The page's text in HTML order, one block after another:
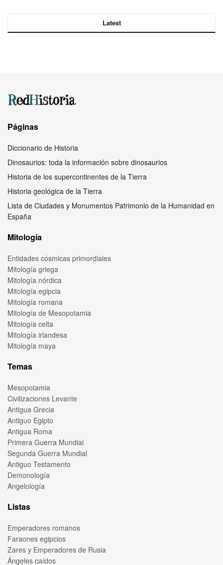
Latest
Páginas
Diccionario de Historia
Dinosaurios: toda la información sobre dinosaurios
Historia de los supercontinentes de la Tierra
Historia geológica de la Tierra
Lista de Ciudades y Monumentos Patrimonio de la Humanidad en
España
Mitología
Entidades cósmicas primordiales
Mitología griega
Mitología nórdica
Mitología egipcia
Mitología romana
Mitología de Mesopotamia
Mitología celta
Mitología irlandesa
Mitología maya
Temas
Mesopotamia
Civilizaciones Levante
Antigua Grecia
Antiguo Egipto
Antigua Roma
Primera Guerra Mundial
Segunda Guerra Mundial
Antiguo Testamento
Demonología
Angelología
Listas
Emperadores romanos
Faraones egipcios
Zares y Emperadores de Rusia
Ángeles caídos